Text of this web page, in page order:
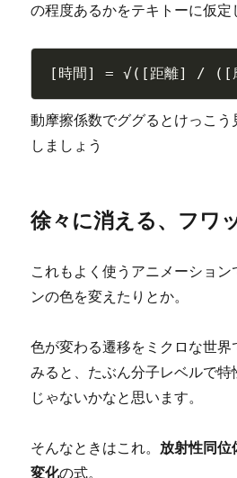
の程度あるかをテキトーに仮定
動摩擦係数でググるとけっこ
しましょう
徐々に消える、フワ
これもよく使うアニメーショ
ンの色を変えたりとか。
色が変わる遷移をミクロな世界
みると、たぶん分子レベルで
じゃないかなと思います。
そんなときはこれ。 放射性同位
変化の式。